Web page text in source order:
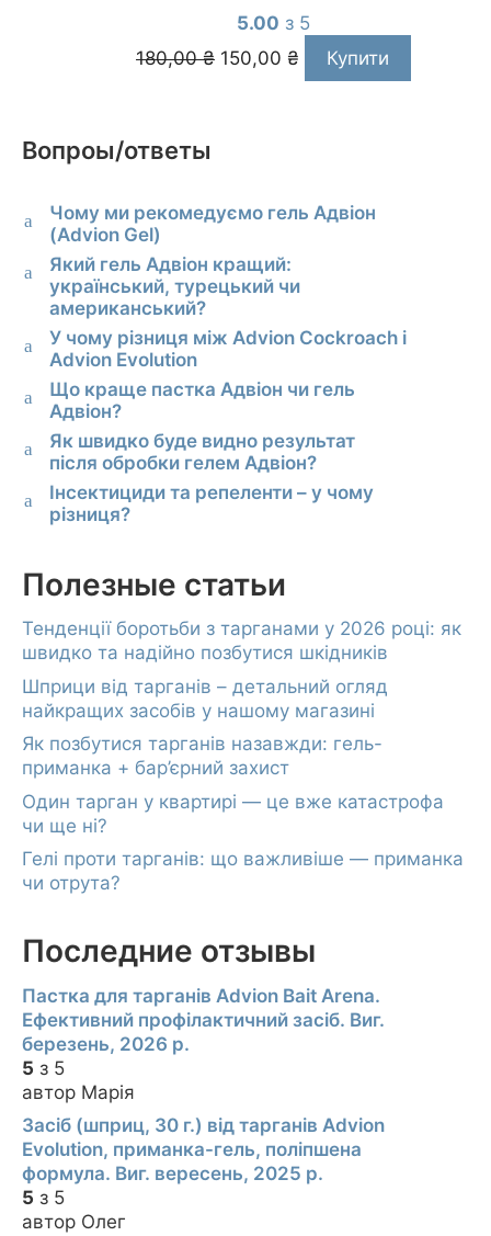
5.00 з 5
180,00₴
Оригінальна
ціна:
150,00 ₴
Поточна
ціна:
Купити
Вопроы/ответы
a
Чому ми рекомедуємо гель Адвіон
(Advion Gel)
a
Який гель Адвіон кращий:
український, турецький чи
американський?
a
У чому різниця між Advion Cockroach і
Advion Evolution
a
Що краще пастка Адвіон чи гель
Адвіон?
a
Як швидко буде видно результат
після обробки гелем Адвіон?
a
Інсектициди та репеленти – у чому
різниця?
Полезные статьи
Тенденції боротьби з тарганами у 2026 році: як
швидко та надійно позбутися шкідників
Шприци від тарганів – детальний огляд
найкращих засобів у нашому магазині
Як позбутися тарганів назавжди: гель-
приманка + бар’єрний захист
Один тарган у квартирі — це вже катастрофа
чи ще ні?
Гелі проти тарганів: що важливіше — приманка
чи отрута?
Последние отзывы
Пастка для тарганів Advion Bait Arena.
Ефективний профілактичний засіб. Виг.
березень, 2026 р.
5 з 5
автор Марія
Засіб (шприц, 30 г.) від тарганів Advion
Evolution, приманка-гель, поліпшена
формула. Виг. вересень, 2025 р.
5 з 5
автор Олег